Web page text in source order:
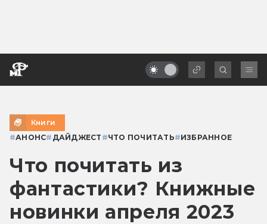
Книги
#АНОНС# ДАЙДЖЕСТ #ЧТО ПОЧИТАТЬ#ИЗБРАННОЕ
Что почитать из
фантастики? Книжные
новинки апреля 2023